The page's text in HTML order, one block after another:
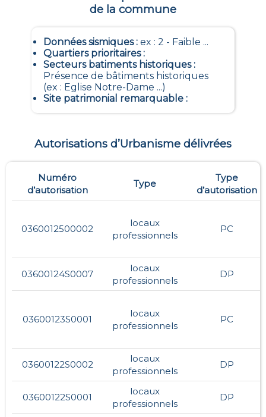
de la commune
Données sismiques: ex : 2 - Faible ...
Quartiers prioritaires:
Secteurs batiments historiques:
Présence de bâtiments historiques
(ex : Eglise Notre-Dame ...)
Site patrimonial remarquable:
Autorisations d’Urbanisme délivrées
Numéro
d’autorisation
Type
Type
d’autorisation
0360012500002
locaux
professionnels
PC
03600124S0007
locaux
professionnels
DP
03600123S0001
locaux
professionnels
PC
03600122S0002
locaux
professionnels
DP
03600122S0001
locaux
professionnels
DP